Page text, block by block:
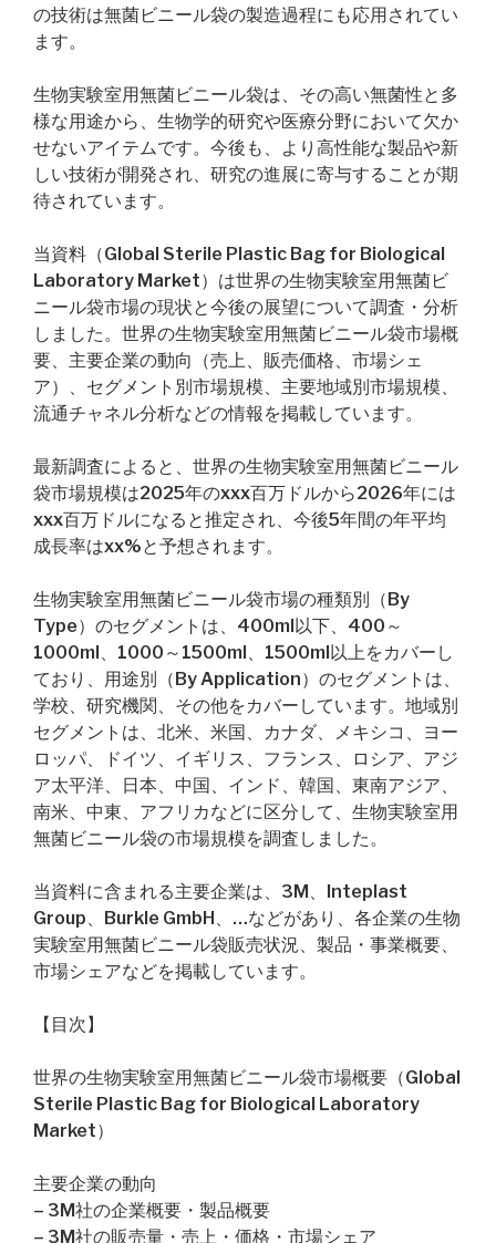
の技術は無菌ビニール袋の製造過程にも応用されてい
ます。
生物実験室用無菌ビニール袋は、その高い無菌性と多
様な用途から、生物学的研究や医療分野において欠か
せないアイテムです。今後も、より高性能な製品や新
しい技術が開発され、研究の進展に寄与することが期
待されています。
当資料（Global Sterile Plastic Bag for Biological
Laboratory Market）は世界の生物実験室用無菌ビ
ニール袋市場の現状と今後の展望について調査・分析
しました。世界の生物実験室用無菌ビニール袋市場概
要、主要企業の動向（売上、販売価格、市場シェ
ア）、セグメント別市場規模、主要地域別市場規模、
流通チャネル分析などの情報を掲載しています。
最新調査によると、世界の生物実験室用無菌ビニール
袋市場規模は2025年のxxx百万ドルから2026年には
xxx百万ドルになると推定され、今後5年間の年平均
成長率はxx%と予想されます。
生物実験室用無菌ビニール袋市場の種類別（By
Type）のセグメントは、400ml以下、400～
1000ml、1000～1500ml、1500ml以上をカバーし
ており、用途別（By Application）のセグメントは、
学校、研究機関、その他をカバーしています。地域別
セグメントは、北米、米国、カナダ、メキシコ、ヨー
ロッパ、ドイツ、イギリス、フランス、ロシア、アジ
ア太平洋、日本、中国、インド、韓国、東南アジア、
南米、中東、アフリカなどに区分して、生物実験室用
無菌ビニール袋の市場規模を調査しました。
当資料に含まれる主要企業は、3M、Inteplast
Group、Burkle GmbH、…などがあり、各企業の生物
実験室用無菌ビニール袋販売状況、製品・事業概要、
市場シェアなどを掲載しています。
【目次】
世界の生物実験室用無菌ビニール袋市場概要（Global
Sterile Plastic Bag for Biological Laboratory
Market）
主要企業の動向
– 3M社の企業概要・製品概要
– 3M社の販売量・売上・価格・市場シェア